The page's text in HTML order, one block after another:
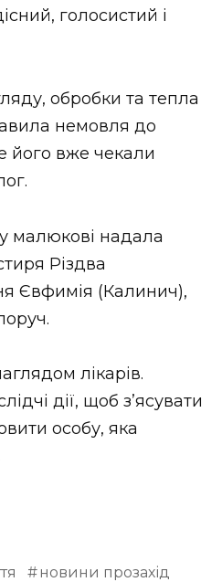
голосистий і
обробки та тепла
немовля до
його вже чекали
малюкові надала
Різдва
Євфимія (Калинич),
лікарів.
дії, щоб з’ясувати
особу, яка
новини прозахід